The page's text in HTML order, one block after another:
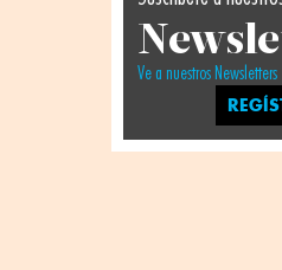
Ve a nuestros Newsletters